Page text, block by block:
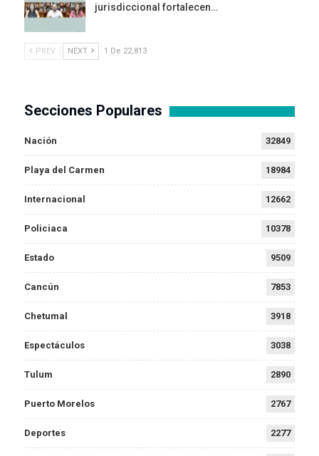
jurisdiccional fortalecen…
PREV NEXT 1 De 22,813
Secciones Populares
Nación 32849
Playa del Carmen 18984
Internacional 12662
Policiaca 10378
Estado 9509
Cancún 7853
Chetumal 3918
Espectáculos 3038
Tulum 2890
Puerto Morelos 2767
Deportes 2277